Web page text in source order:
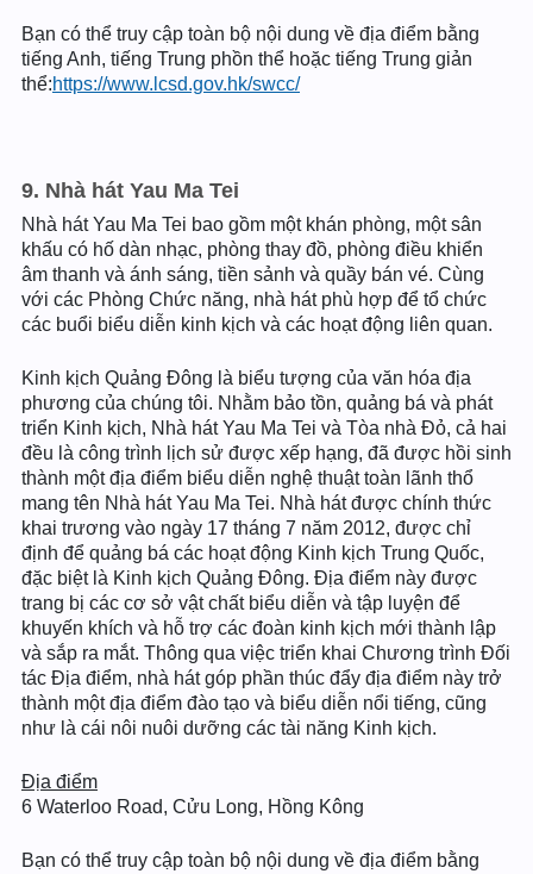
Bạn có thể truy cập toàn bộ nội dung về địa điểm bằng
tiếng Anh, tiếng Trung phồn thể hoặc tiếng Trung giản
thể:https://www.lcsd.gov.hk/swcc/
9. Nhà hát Yau Ma Tei
Nhà hát Yau Ma Tei bao gồm một khán phòng, một sân
khấu có hố dàn nhạc, phòng thay đồ, phòng điều khiển
âm thanh và ánh sáng, tiền sảnh và quầy bán vé. Cùng
với các Phòng Chức năng, nhà hát phù hợp để tổ chức
các buổi biểu diễn kinh kịch và các hoạt động liên quan.
Kinh kịch Quảng Đông là biểu tượng của văn hóa địa
phương của chúng tôi. Nhằm bảo tồn, quảng bá và phát
triển Kinh kịch, Nhà hát Yau Ma Tei và Tòa nhà Đỏ, cả hai
đều là công trình lịch sử được xếp hạng, đã được hồi sinh
thành một địa điểm biểu diễn nghệ thuật toàn lãnh thổ
mang tên Nhà hát Yau Ma Tei. Nhà hát được chính thức
khai trương vào ngày 17 tháng 7 năm 2012, được chỉ
định để quảng bá các hoạt động Kinh kịch Trung Quốc,
đặc biệt là Kinh kịch Quảng Đông. Địa điểm này được
trang bị các cơ sở vật chất biểu diễn và tập luyện để
khuyến khích và hỗ trợ các đoàn kinh kịch mới thành lập
và sắp ra mắt. Thông qua việc triển khai Chương trình Đối
tác Địa điểm, nhà hát góp phần thúc đẩy địa điểm này trở
thành một địa điểm đào tạo và biểu diễn nổi tiếng, cũng
như là cái nôi nuôi dưỡng các tài năng Kinh kịch.
Địa điểm
6 Waterloo Road, Cửu Long, Hồng Kông
Bạn có thể truy cập toàn bộ nội dung về địa điểm bằng